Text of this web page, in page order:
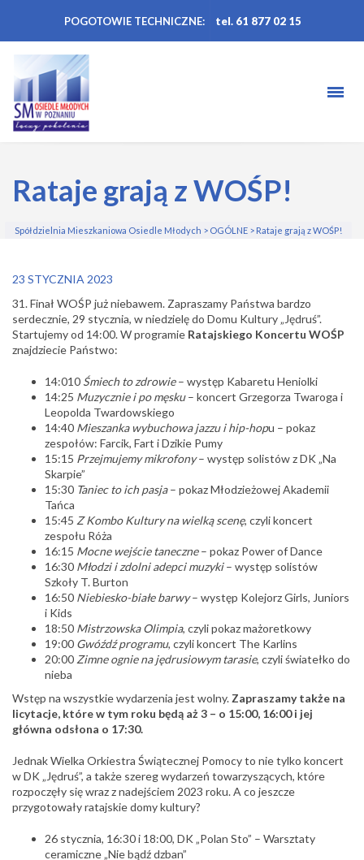
POGOTOWIE TECHNICZNE: tel. 61 877 02 15
Rataje grają z WOŚP!
Spółdzielnia Mieszkaniowa Osiedle Młodych > OGÓLNE > Rataje grają z WOŚP!
23 STYCZNIA 2023
31. Finał WOŚP już niebawem. Zapraszamy Państwa bardzo
serdecznie, 29 stycznia, w niedzielę do Domu Kultury „Jędruś”.
Startujemy od 14:00. W programie Ratajskiego Koncertu WOŚP
znajdziecie Państwo:
14:010 Śmiech to zdrowie– występ Kabaretu Heniolki
14:25 Muzycznie i po męsku– koncert Grzegorza Twaroga i
Leopolda Twardowskiego
14:40 Mieszanka wybuchowa jazzu i hip-hopu – pokaz
zespołów: Farcik, Fart i Dzikie Pumy
15:15 Przejmujemy mikrofony– występ solistów z DK „Na
Skarpie”
15:30 Taniec to ich pasja– pokaz Młodzieżowej Akademii
Tańca
15:45 Z Kombo Kultury na wielką scenę, czyli koncert
zespołu Róża
16:15 Mocne wejście taneczne– pokaz Power of Dance
16:30 Młodzi i zdolni adepci muzyki– występ solistów
Szkoły T. Burton
16:50 Niebiesko-białe barwy– występ Kolejorz Girls, Juniors
i Kids
18:50 Mistrzowska Olimpia, czyli pokaz mażoretkowy
19:00 Gwóźdź programu, czyli koncert The Karlins
20:00 Zimne ognie na jędrusiowym tarasie, czyli światełko do
nieba
Wstęp na wszystkie wydarzenia jest wolny. Zapraszamy także na
licytacje, które w tym roku będą aż 3 – o 15:00, 16:00 i jej
główna odsłona o 17:30.
Jednak Wielka Orkiestra Świątecznej Pomocy to nie tylko koncert
w DK „Jędruś”, a także szereg wydarzeń towarzyszących, które
rozpoczęły się wraz z nadejściem 2023 roku. A co jeszcze
przygotowały ratajskie domy kultury?
26 stycznia, 16:30 i 18:00, DK „Polan Sto” – Warsztaty
ceramiczne „Nie bądź dzban”